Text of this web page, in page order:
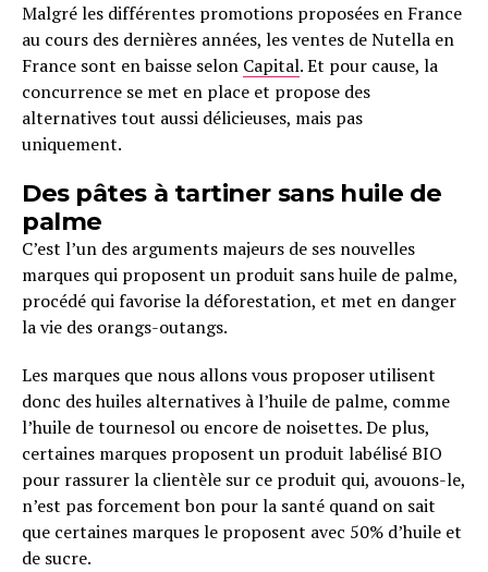
Malgré les différentes promotions proposées en France
au cours des dernières années, les ventes de Nutella en
France sont en baisse selon Capital. Et pour cause, la
concurrence se met en place et propose des
alternatives tout aussi délicieuses, mais pas
uniquement.
Des pâtes à tartiner sans huile de
palme
C’est l’un des arguments majeurs de ses nouvelles
marques qui proposent un produit sans huile de palme,
procédé qui favorise la déforestation, et met en danger
la vie des orangs-outangs.
Les marques que nous allons vous proposer utilisent
donc des huiles alternatives à l’huile de palme, comme
l’huile de tournesol ou encore de noisettes. De plus,
certaines marques proposent un produit labélisé BIO
pour rassurer la clientèle sur ce produit qui, avouons-le,
n’est pas forcement bon pour la santé quand on sait
que certaines marques le proposent avec 50% d’huile et
de sucre.